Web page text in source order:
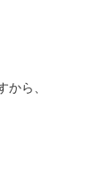
から、